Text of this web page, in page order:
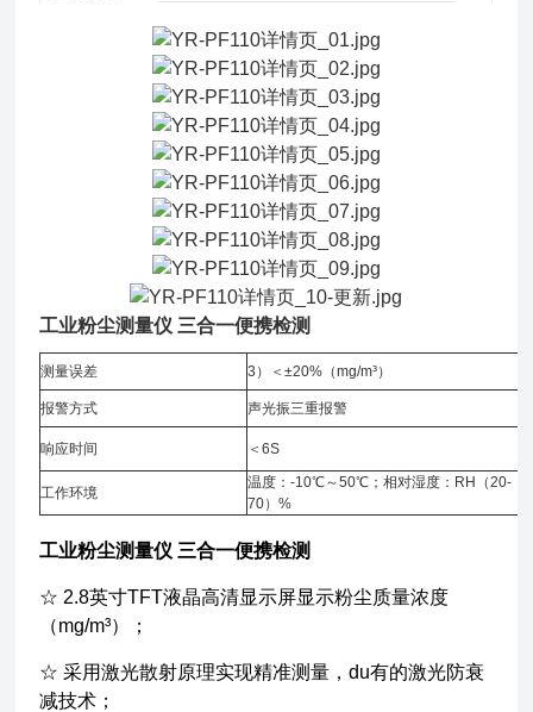
工业粉尘测量仪 三合一便携检测
测量误差 3）＜±20%（mg/m³）
报警方式 声光振三重报警
响应时间 ＜6S
工作环境
温度：-10℃～50℃；相对湿度：RH（20-
70）%
工业粉尘测量仪 三合一便携检测
☆ 2.8英寸TFT液晶高清显示屏显示粉尘质量浓度
（mg/m³）；
☆ 采用激光散射原理实现精准测量，du有的激光防衰
减技术；